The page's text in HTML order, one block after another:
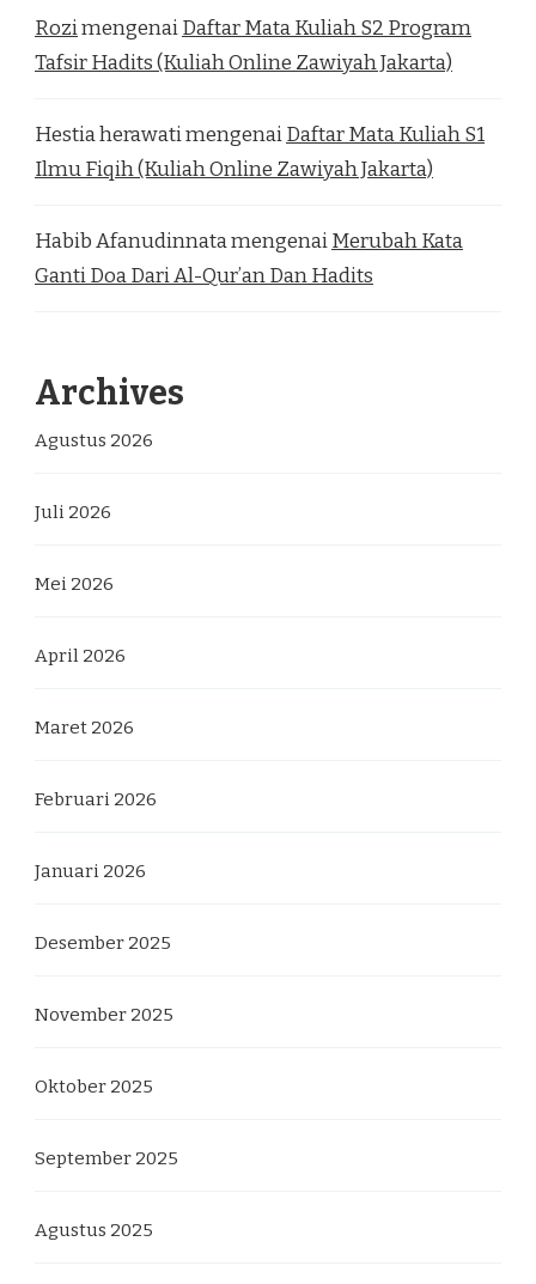
RozimengenaiDaftar Mata Kuliah S2 Program
Tafsir Hadits (Kuliah Online Zawiyah Jakarta)
Hestia herawatimengenaiDaftar Mata Kuliah S1
Ilmu Fiqih (Kuliah Online Zawiyah Jakarta)
Habib AfanudinnatamengenaiMerubah Kata
Ganti Doa Dari Al-Qur’an Dan Hadits
Archives
Agustus 2026
Juli 2026
Mei 2026
April 2026
Maret 2026
Februari 2026
Januari 2026
Desember 2025
November 2025
Oktober 2025
September 2025
Agustus 2025